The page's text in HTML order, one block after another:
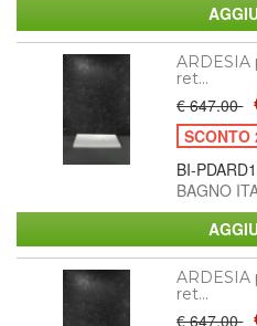
ret...
€ 647.00
SCONTO
BI-
BAGNO
ret...
€ 647.00